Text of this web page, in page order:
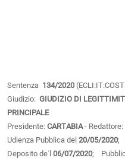
Sentenza 134/2020
Giudizio: GIUDIZIO DI
PRINCIPALE
Presidente: CARTABIA- Redattore:
Udienza Pubblica del 20/05/2020;
Deposito de˙l 06/07/2020;